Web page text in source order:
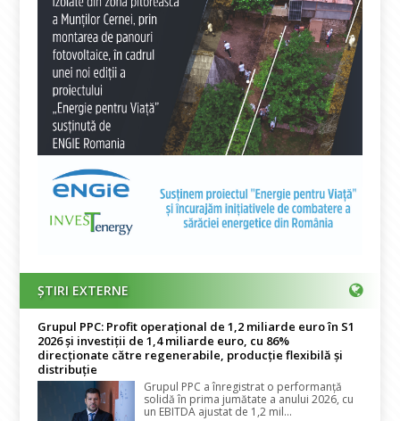
ȘTIRI EXTERNE
Grupul PPC: Profit operațional de 1,2 miliarde euro în S1
2026 și investiții de 1,4 miliarde euro, cu 86%
direcționate către regenerabile, producție flexibilă și
distribuție
Grupul PPC a înregistrat o performanță
solidă în prima jumătate a anului 2026, cu
un EBITDA ajustat de 1,2 mil...